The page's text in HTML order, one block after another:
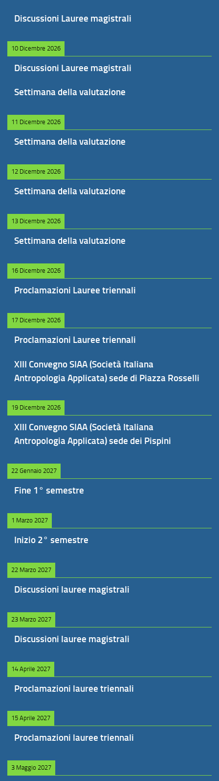
Discussioni Lauree magistrali
10 Dicembre 2026
Discussioni Lauree magistrali
Settimana della valutazione
11 Dicembre 2026
Settimana della valutazione
12 Dicembre 2026
Settimana della valutazione
13 Dicembre 2026
Settimana della valutazione
16 Dicembre 2026
Proclamazioni Lauree triennali
17 Dicembre 2026
Proclamazioni Lauree triennali
XIII Convegno SIAA (Società Italiana
Antropologia Applicata) sede di Piazza Rosselli
19 Dicembre 2026
XIII Convegno SIAA (Società Italiana
Antropologia Applicata) sede dei Pispini
22 Gennaio 2027
Fine 1° semestre
1 Marzo 2027
Inizio 2° semestre
22 Marzo 2027
Discussioni lauree magistrali
23 Marzo 2027
Discussioni lauree magistrali
14 Aprile 2027
Proclamazioni lauree triennali
15 Aprile 2027
Proclamazioni lauree triennali
3 Maggio 2027